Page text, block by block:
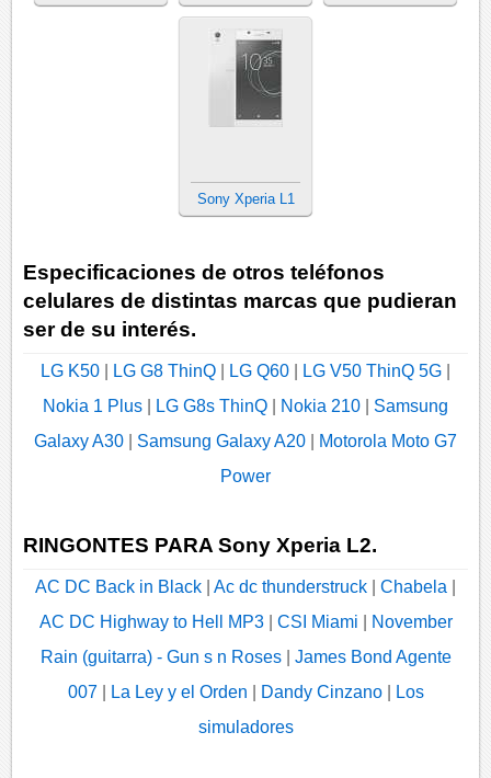
Sony Xperia L1
Especificaciones de otros teléfonos
celulares de distintas marcas que pudieran
ser de su interés.
LG K50 LG G8 ThinQ LG Q60 LG V50 ThinQ 5G
Nokia 1 Plus
LG G8s ThinQ Nokia 210
Samsung
Galaxy A30
Samsung Galaxy A20
Motorola Moto G7
Power
RINGONTES PARA Sony Xperia L2.
AC DC Back in Black Ac dc thunderstruck Chabela
AC DC Highway to Hell MP3| CSI Miami
November
Rain (guitarra) - Gun s n Roses| James Bond Agente
007| La Ley y el Orden Dandy Cinzano|
Los
simuladores